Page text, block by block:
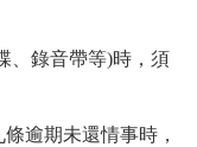
、錄音帶等)時，須
逾期未還情事時，